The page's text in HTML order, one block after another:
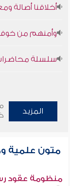
أخلاقنا أصالة
وأمنهم من خوف
سلسلة محاضرات
المزيد
متون علمية
منظومة عقود